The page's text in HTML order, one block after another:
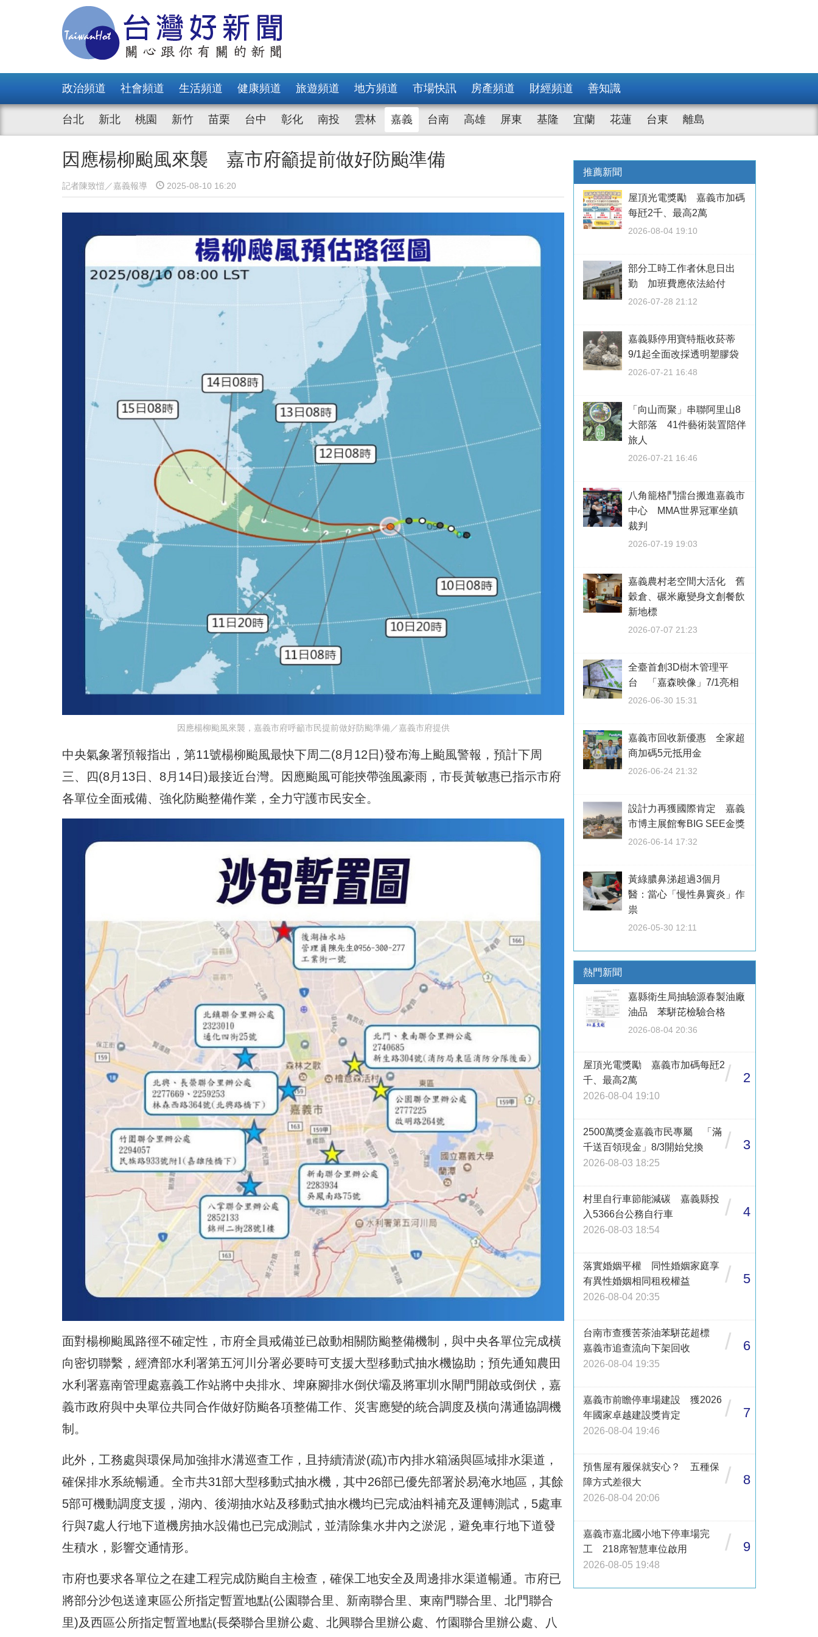
政治頻道 社會頻道 生活頻道 健康頻道 旅遊頻道 地方頻道 市場快訊 房產頻道 財經頻道 善知識
台北 新北 桃園 新竹 苗栗 台中 彰化 南投 雲林 嘉義 台南 高雄 屏東 基隆 宜蘭 花蓮 台東 離島
因應楊柳颱風來襲 嘉市府籲提前做好防颱準備
記者陳致愷／嘉義報導 2025-08-10 16:20
因應楊柳颱風來襲，嘉義市府呼籲市民提前做好防颱準備／嘉義市府提供
中央氣象署預報指出，第11號楊柳颱風最快下周二(8月12日)發布海上颱風警報，預計下周
三、四(8月13日、8月14日)最接近台灣。因應颱風可能挾帶強風豪雨，市長黃敏惠已指示市府
各單位全面戒備、強化防颱整備作業，全力守護市民安全。
面對楊柳颱風路徑不確定性，市府全員戒備並已啟動相關防颱整備機制，與中央各單位完成橫
向密切聯繫，經濟部水利署第五河川分署必要時可支援大型移動式抽水機協助；預先通知農田
水利署嘉南管理處嘉義工作站將中央排水、埤麻腳排水倒伏壩及將軍圳水閘門開啟或倒伏，嘉
義市政府與中央單位共同合作做好防颱各項整備工作、災害應變的統合調度及橫向溝通協調機
制。
此外，工務處與環保局加強排水溝巡查工作，且持續清淤(疏)市內排水箱涵與區域排水渠道，
確保排水系統暢通。全市共31部大型移動式抽水機，其中26部已優先部署於易淹水地區，其餘
5部可機動調度支援，湖內、後湖抽水站及移動式抽水機均已完成油料補充及運轉測試，5處車
行與7處人行地下道機房抽水設備也已完成測試，並清除集水井內之淤泥，避免車行地下道發
生積水，影響交通情形。
市府也要求各單位之在建工程完成防颱自主檢查，確保工地安全及周邊排水渠道暢通。市府已
將部分沙包送達東區公所指定暫置地點(公園聯合里、新南聯合里、東南門聯合里、北門聯合
里)及西區公所指定暫置地點(長榮聯合里辦公處、北興聯合里辦公處、竹園聯合里辦公處、八
推薦新聞
屋頂光電獎勵 嘉義市加碼
每瓩2千、最高2萬
2026-08-04 19:10
部分工時工作者休息日出
勤 加班費應依法給付
2026-07-28 21:12
嘉義縣停用寶特瓶收菸蒂
9/1起全面改採透明塑膠袋
2026-07-21 16:48
「向山而聚」串聯阿里山8
大部落 41件藝術裝置陪伴
旅人
2026-07-21 16:46
八角籠格鬥擂台搬進嘉義市
中心 MMA世界冠軍坐鎮
裁判
2026-07-19 19:03
嘉義農村老空間大活化 舊
穀倉、碾米廠變身文創餐飲
新地標
2026-07-07 21:23
全臺首創3D樹木管理平
台 「嘉森映像」7/1亮相
2026-06-30 15:31
嘉義市回收新優惠 全家超
商加碼5元抵用金
2026-06-24 21:32
設計力再獲國際肯定 嘉義
市博主展館奪BIG SEE金獎
2026-06-14 17:32
黃綠膿鼻涕超過3個月
醫：當心「慢性鼻竇炎」作
祟
2026-05-30 12:11
熱門新聞
嘉縣衛生局抽驗源春製油廠
油品 苯駢芘檢驗合格
2026-08-04 20:36
屋頂光電獎勵 嘉義市加碼每瓩2
千、最高2萬
2026-08-04 19:10
/ 2
2500萬獎金嘉義市民專屬 「滿
千送百領現金」8/3開始兌換
2026-08-03 18:25
/ 3
村里自行車節能減碳 嘉義縣投
入5366台公務自行車
2026-08-03 18:54
/ 4
落實婚姻平權 同性婚姻家庭享
有異性婚姻相同租稅權益
2026-08-04 20:35
/ 5
台南市查獲苦茶油苯駢芘超標
嘉義市追查流向下架回收
2026-08-04 19:35
/ 6
嘉義市前瞻停車場建設 獲2026
年國家卓越建設獎肯定
2026-08-04 19:46
/ 7
預售屋有履保就安心？ 五種保
障方式差很大
2026-08-04 20:06
/ 8
嘉義市嘉北國小地下停車場完
工 218席智慧車位啟用
2026-08-05 19:48
/ 9